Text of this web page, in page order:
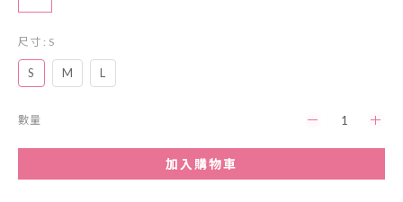
尺寸 : S
S M L
數量
加入購物車